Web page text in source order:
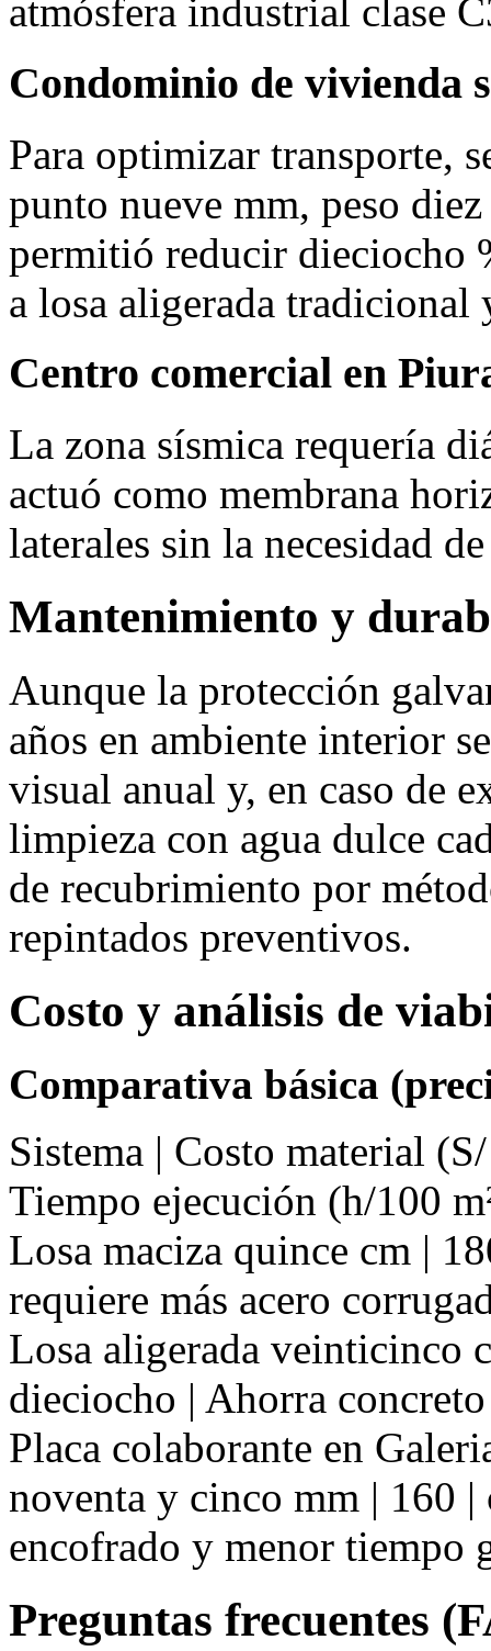
atmósfera industrial clase
Condominio de vivienda
Para optimizar transporte,
punto nueve mm, peso
permitió reducir dieciocho
a losa aligerada tradicional
Centro comercial en
La zona sísmica requería
actuó como membrana
laterales sin la necesidad
Mantenimiento y
Aunque la protección
años en ambiente interior
visual anual y, en caso de
limpieza con agua dulce
de recubrimiento por
repintados preventivos.
Costo y análisis de
Comparativa básica
Sistema | Costo material
Tiempo ejecución (h/100
Losa maciza quince cm |
requiere más acero
Losa aligerada veinticinco
dieciocho | Ahorra concreto
Placa colaborante en
noventa y cinco mm | 160 |
encofrado y menor tiempo
Preguntas frecuentes